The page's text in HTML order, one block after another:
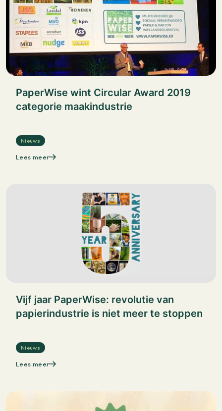
PaperWise wint Circular Award 2019
categorie maakindustrie
Nieuws
Lees meer
Vijf jaar PaperWise: revolutie van
papierindustrie is niet meer te stoppen
Nieuws
Lees meer